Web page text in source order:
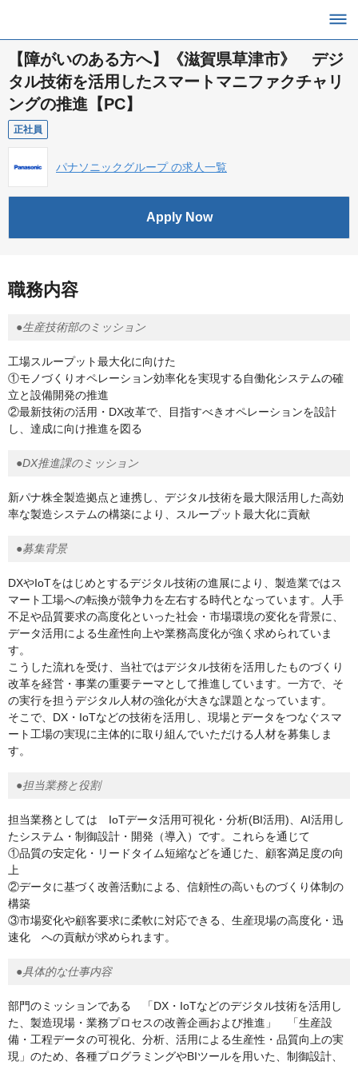
【障がいのある方へ】《滋賀県草津市》 デジ
タル技術を活用したスマートマニファクチャリ
ングの推進【PC】
正社員
パナソニックグループ の求人一覧
Apply Now
職務内容
●生産技術部のミッション
工場スループット最大化に向けた
①モノづくりオペレーション効率化を実現する自働化システムの確
立と設備開発の推進
②最新技術の活用・DX改革で、目指すべきオペレーションを設計
し、達成に向け推進を図る
●DX推進課のミッション
新パナ株全製造拠点と連携し、デジタル技術を最大限活用した高効
率な製造システムの構築により、スループット最大化に貢献
●募集背景
DXやIoTをはじめとするデジタル技術の進展により、製造業ではス
マート工場への転換が競争力を左右する時代となっています。人手
不足や品質要求の高度化といった社会・市場環境の変化を背景に、
データ活用による生産性向上や業務高度化が強く求められていま
す。
こうした流れを受け、当社ではデジタル技術を活用したものづくり
改革を経営・事業の重要テーマとして推進しています。一方で、そ
の実行を担うデジタル人材の強化が大きな課題となっています。
そこで、DX・IoTなどの技術を活用し、現場とデータをつなぐスマ
ート工場の実現に主体的に取り組んでいただける人材を募集しま
す。
●担当業務と役割
担当業務としては IoTデータ活用可視化・分析(BI活用)、AI活用し
たシステム・制御設計・開発（導入）です。これらを通じて
①品質の安定化・リードタイム短縮などを通じた、顧客満足度の向
上
②データに基づく改善活動による、信頼性の高いものづくり体制の
構築
③市場変化や顧客要求に柔軟に対応できる、生産現場の高度化・迅
速化 への貢献が求められます。
●具体的な仕事内容
部門のミッションである 「DX・IoTなどのデジタル技術を活用し
た、製造現場・業務プロセスの改善企画および推進」 「生産設
備・工程データの可視化、分析、活用による生産性・品質向上の実
現」のため、各種プログラミングやBIツールを用いた、制御設計、